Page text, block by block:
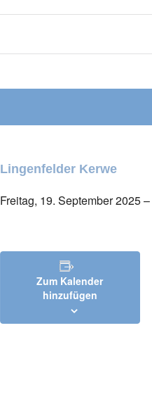
Lingenfelder Kerwe
Freitag, 19. September 2025–
Zum Kalender
hinzufügen